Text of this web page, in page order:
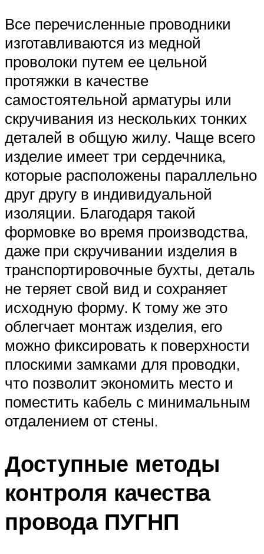
Все перечисленные проводники
изготавливаются из медной
проволоки путем ее цельной
протяжки в качестве
самостоятельной арматуры или
скручивания из нескольких тонких
деталей в общую жилу. Чаще всего
изделие имеет три сердечника,
которые расположены параллельно
друг другу в индивидуальной
изоляции. Благодаря такой
формовке во время производства,
даже при скручивании изделия в
транспортировочные бухты, деталь
не теряет свой вид и сохраняет
исходную форму. К тому же это
облегчает монтаж изделия, его
можно фиксировать к поверхности
плоскими замками для проводки,
что позволит экономить место и
поместить кабель с минимальным
отдалением от стены.
Доступные методы
контроля качества
провода ПУГНП